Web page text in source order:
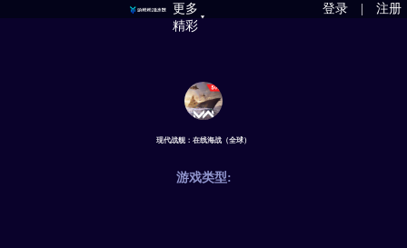
更多
精彩
登录 注册
现代战舰：在线海战（全球）
游戏类型: